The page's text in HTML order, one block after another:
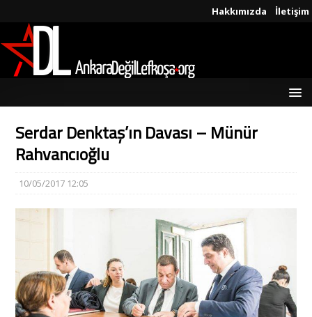
Hakkımızda İletişim
Serdar Denktaş’ın Davası – Münür
Rahvancıoğlu
10/05/2017 12:05